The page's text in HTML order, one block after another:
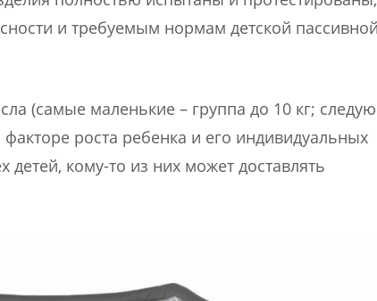
и требуемым нормам детской
(самые маленькие – группа до 10 кг;
роста ребенка и его индивидуальных
кому-то из них может доставлять